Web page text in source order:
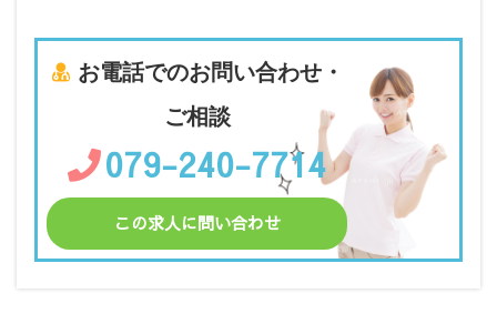
お電話でのお問い合わせ・
ご相談
079-240-7714
この求人に問い合わせ